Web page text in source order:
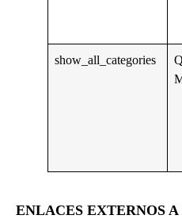
show_all_categories
ENLACES EXTERNOS